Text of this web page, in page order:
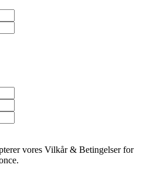
vores Vilkår & Betingelser for